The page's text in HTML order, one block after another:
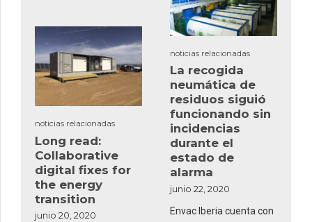
competitively low
operating and
maintenance costs, the
new model consumes
184 litres of fuel per
hour at 75% load.
noticias relacionadas
La recogida
neumática de
residuos siguió
funcionando sin
incidencias
durante el
estado de
alarma
junio 22, 2020
Envac Iberia cuenta con
noticias relacionadas
Long read:
Collaborative
digital fixes for
the energy
transition
junio 20, 2020